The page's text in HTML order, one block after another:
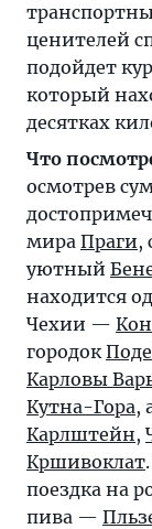
ценителей
подойдет
который
десятках
Что
осмотрев
мира Праги,
уютный
находится
Чехии —
городок
Карловы
Кутна-Гора,
Карлштейн,
Кршивоклат
поездка на
пива —